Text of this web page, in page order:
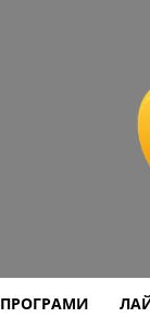
ПРОГРАМИ